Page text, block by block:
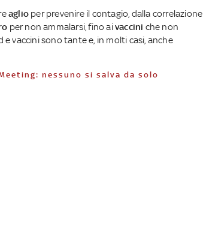
aglio per prevenire il contagio, dalla correlazione
per non ammalarsi, fino aivaccini che non
e vaccini sono tante e, in molti casi, anche
Meeting: nessuno si salva da solo